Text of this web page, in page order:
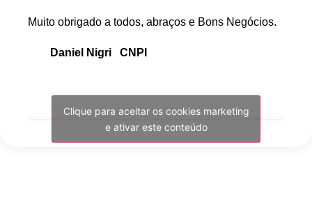
Muito obrigado a todos, abraços e Bons Negócios.
Daniel Nigri CNPI
Clique para aceitar os cookies marketing
e ativar este conteúdo